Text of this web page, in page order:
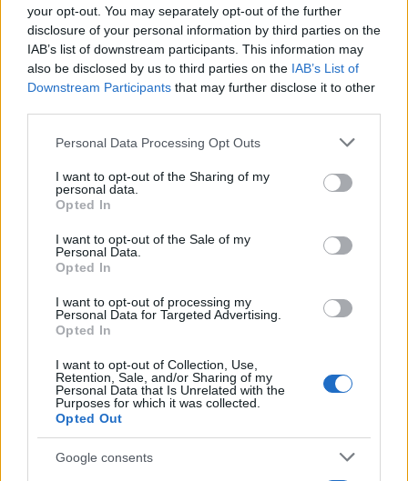
your opt-out. You may separately opt-out of the further
disclosure of your personal information by third parties on the
IAB’s list of downstream participants. This information may
also be disclosed by us to third parties on the IAB’s List of
Downstream Participants that may further disclose it to other
Please note that this website/app uses one or more Google
not limited to your visit or usage behaviour. You may click to
grant or deny consent to Google and its third-party tags to
use your data for below specified purposes in below Google
consent section.
Personal Data Processing Opt Outs
I want to opt-out of the Sharing of my
personal data.
Opted In
I want to opt-out of the Sale of my
Personal Data.
Opted In
I want to opt-out of processing my
Personal Data for Targeted Advertising.
Opted In
I want to opt-out of Collection, Use,
Retention, Sale, and/or Sharing of my
Personal Data that Is Unrelated with the
Purposes for which it was collected.
Opted Out
Google consents
Identifica tus intereses y competencias en datos, IA,…
CIENCIA Y TECNOLOGÍA
consejos para fotografiar eclipses solares
Un eclipse solar es un espectáculo natural que…
CIENCIA Y TECNOLOGÍA